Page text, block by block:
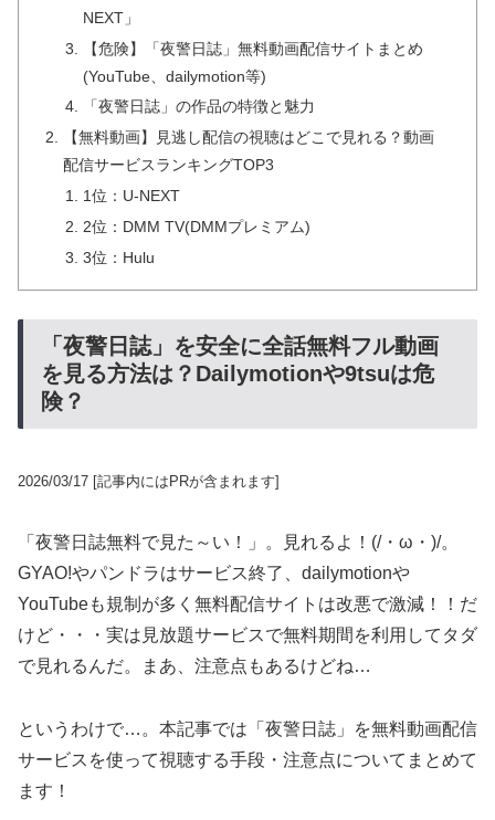
NEXT」
【危険】「夜警日誌」無料動画配信サイトまとめ
(YouTube、dailymotion等)
「夜警日誌」の作品の特徴と魅力
【無料動画】見逃し配信の視聴はどこで見れる？動画
配信サービスランキングTOP3
1位：U-NEXT
2位：DMM TV(DMMプレミアム)
3位：Hulu
「夜警日誌」を安全に全話無料フル動画
を見る方法は？Dailymotionや9tsuは危
険？
2026/03/17 [記事内にはPRが含まれます]
「夜警日誌無料で見た～い！」。見れるよ！(/・ω・)/。
GYAO!やパンドラはサービス終了、dailymotionや
YouTubeも規制が多く無料配信サイトは改悪で激減！！だ
けど・・・実は見放題サービスで無料期間を利用してタダ
で見れるんだ。まあ、注意点もあるけどね…
というわけで…。本記事では「夜警日誌」を無料動画配信
サービスを使って視聴する手段・注意点についてまとめて
ます！